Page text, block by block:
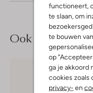
functioneert,
te slaan, om
te bouwen
op
ga je akkoord
cookies zoals
privacy- en
Ook iets voor